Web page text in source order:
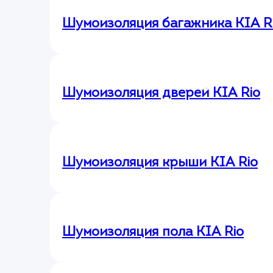
Шумоизоляция багажника KIA
Шумоизоляция дверей KIA Rio
Шумоизоляция крыши KIA Rio
Шумоизоляция пола KIA Rio